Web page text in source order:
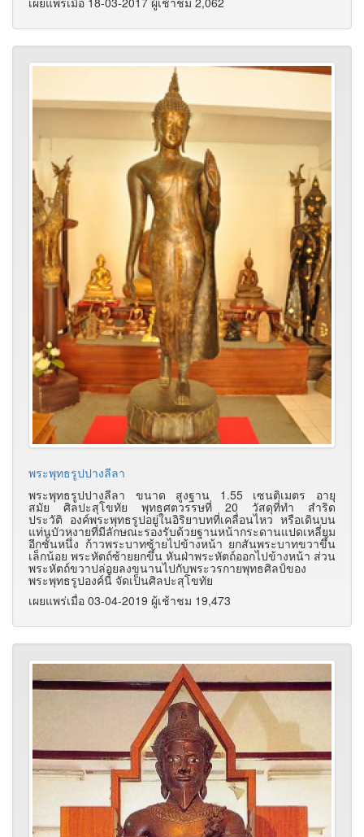
พระพุทธรูปปางลีลา
พระพุทธรูปปางลีลา ขนาด สูงฐาน 1.55 เซนติเมตร อายุ
สมัย ศิลปะสุโขทัย พุทธศตวรรษที่ 20 วัสดุที่ทำ สำริด
ประวัติ องค์พระพุทธรูปอยู่ในอิริยาบทที่เคลื่อนไหว หรือเดินบน
แท่นบัวหงายที่มีลักษณะรองรับด้วยฐานหน้ากระดานแปดเหลี่ยม
อีกชั้นหนึ่ง ก้าวพระบาทซ้ายไปข้างหน้า ยกสันพระบาทขวาขึ้น
เล็กน้อย พระหัตถ์ซ้ายยกขึ้น หันฝ่าพระหัตถ์ออกไปข้างหน้า ส่วน
พระหัตถ์ขวาปล่อยลงขนานไปกับพระวรกายพุทธศิลป์ของ
พระพุทธรูปองค์นี้ จัดเป็นศิลปะสุโขทัย
เผยแพร่เมื่อ 03-04-2019 ผู้เช้าชม 19,473